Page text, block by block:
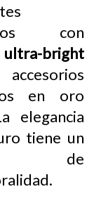
con
ultra-bright
en oro
elegancia
tiene un
de